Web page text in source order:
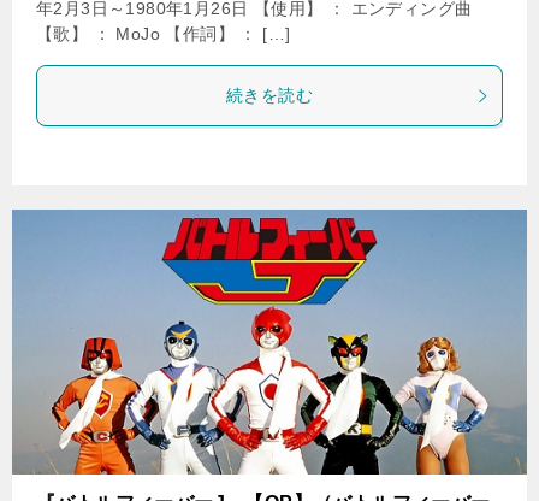
年2月3日～1980年1月26日 【使用】 ： エンディング曲
【歌】 ： MoJo 【作詞】 ： […]
続きを読む